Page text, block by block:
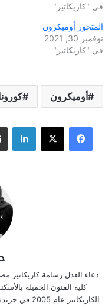
في "كاريكاتير"
المتحور أوميكرون
نوفمبر 30, 2021
في "كاريكاتير"
أوميكرون
كلية الفنون الجميلة